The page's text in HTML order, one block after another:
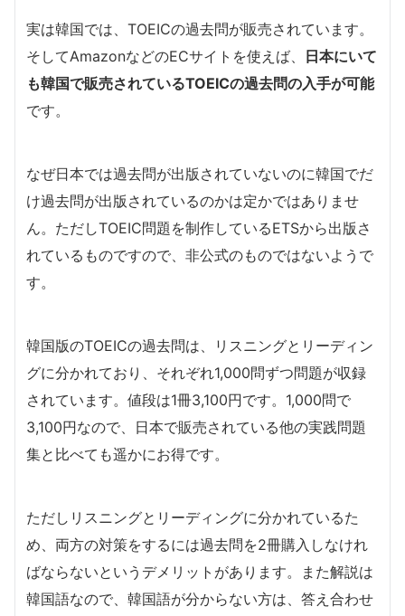
実は韓国では、TOEICの過去問が販売されています。
そしてAmazonなどのECサイトを使えば、
日本にいて
も韓国で販売されているTOEICの過去問の入手が可能
です。
なぜ日本では過去問が出版されていないのに韓国でだ
け過去問が出版されているのかは定かではありませ
ん。ただしTOEIC問題を制作しているETSから出版さ
れているものですので、非公式のものではないようで
す。
韓国版のTOEICの過去問は、リスニングとリーディン
グに分かれており、それぞれ1,000問ずつ問題が収録
されています。値段は1冊3,100円です。1,000問で
3,100円なので、日本で販売されている他の実践問題
集と比べても遥かにお得です。
ただしリスニングとリーディングに分かれているた
め、両方の対策をするには過去問を2冊購入しなけれ
ばならないというデメリットがあります。また解説は
韓国語なので、韓国語が分からない方は、答え合わせ